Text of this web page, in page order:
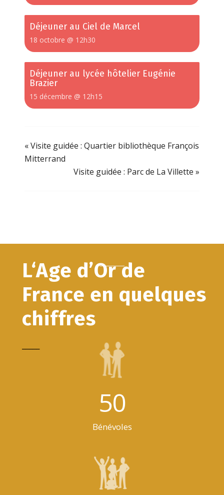
Déjeuner au Ciel de Marcel
18 octobre @ 12h30
Déjeuner au lycée hôtelier Eugénie
Brazier
15 décembre @ 12h15
«Visite guidée : Quartier bibliothèque François
Mitterrand
Visite guidée : Parc de La Villette»
L‘Age d’Or de
France en quelques
chiffres
50
Bénévoles